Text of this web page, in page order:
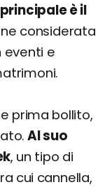
è il
considerata
eventi e
prima bollito,
Al suo
, un tipo di
cui cannella,